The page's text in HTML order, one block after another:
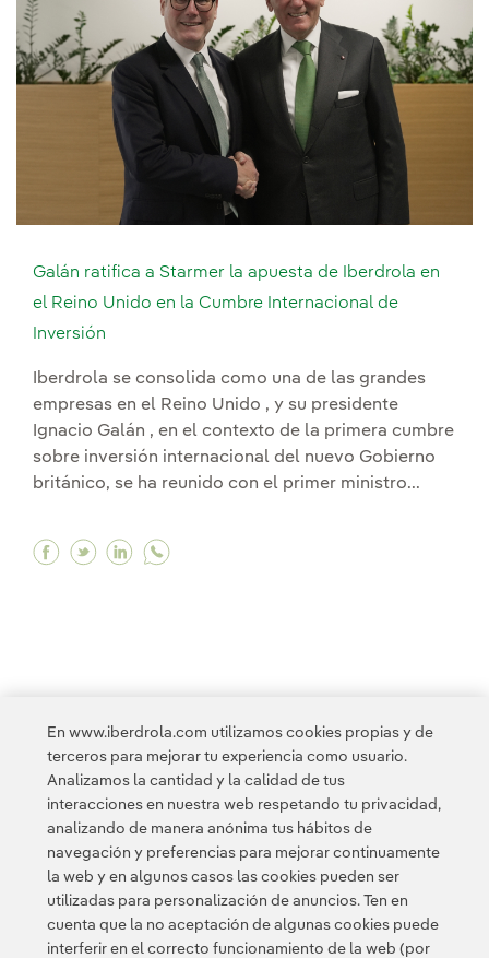
Galán ratifica a Starmer la apuesta de Iberdrola en
el Reino Unido en la Cumbre Internacional de
Inversión
Iberdrola se consolida como una de las grandes
empresas en el Reino Unido , y su presidente
Ignacio Galán , en el contexto de la primera cumbre
sobre inversión internacional del nuevo Gobierno
británico, se ha reunido con el primer ministro...
Facebook Galán ratifica a Starmer la apuesta
Twitter Galán ratifica a Starmer la
Linkedin Galán ratifica a Starmer la
21 ... 30 31 ... 33
Contacta Clientes Política de Privacidad Información legal
En www.iberdrola.com utilizamos cookies propias y de
terceros para mejorar tu experiencia como usuario.
Analizamos la cantidad y la calidad de tus
interacciones en nuestra web respetando tu privacidad,
analizando de manera anónima tus hábitos de
navegación y preferencias para mejorar continuamente
la web y en algunos casos las cookies pueden ser
utilizadas para personalización de anuncios. Ten en
cuenta que la no aceptación de algunas cookies puede
interferir en el correcto funcionamiento de la web (por